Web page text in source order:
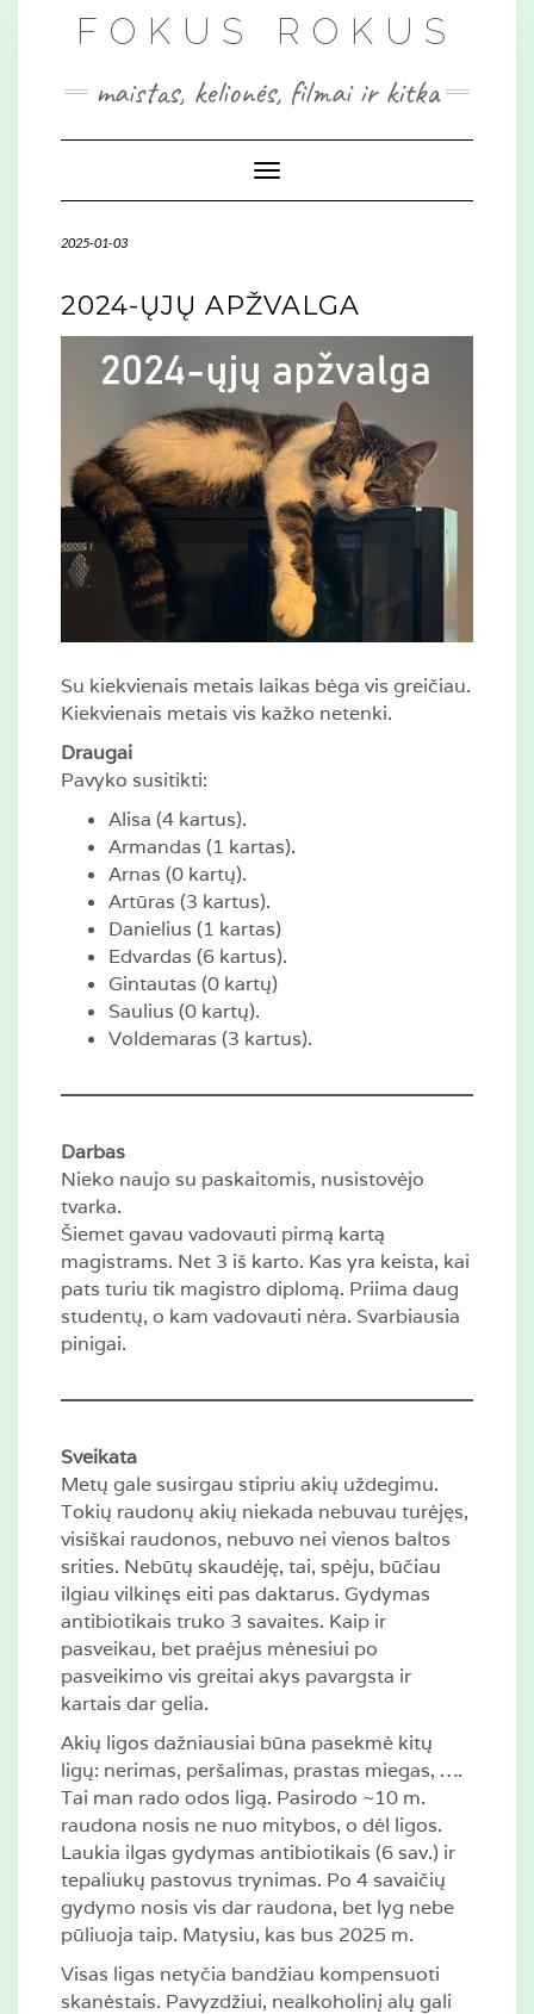
FOKUS ROKUS
maistas, kelionės, filmai ir kitka
Toggle Navigation
2025-01-03
2024-ŲJŲ APŽVALGA
Su kiekvienais metais laikas bėga vis greičiau.
Kiekvienais metais vis kažko netenki.
Draugai
Pavyko susitikti:
Alisa (4 kartus).
Armandas (1 kartas).
Arnas (0 kartų).
Artūras (3 kartus).
Danielius (1 kartas)
Edvardas (6 kartus).
Gintautas (0 kartų)
Saulius (0 kartų).
Voldemaras (3 kartus).
Darbas
Nieko naujo su paskaitomis, nusistovėjo
tvarka.
Šiemet gavau vadovauti pirmą kartą
magistrams. Net 3 iš karto. Kas yra keista, kai
pats turiu tik magistro diplomą. Priima daug
studentų, o kam vadovauti nėra. Svarbiausia
pinigai.
Sveikata
Metų gale susirgau stipriu akių uždegimu.
Tokių raudonų akių niekada nebuvau turėjęs,
visiškai raudonos, nebuvo nei vienos baltos
srities. Nebūtų skaudėję, tai, spėju, būčiau
ilgiau vilkinęs eiti pas daktarus. Gydymas
antibiotikais truko 3 savaites. Kaip ir
pasveikau, bet praėjus mėnesiui po
pasveikimo vis greitai akys pavargsta ir
kartais dar gelia.
Akių ligos dažniausiai būna pasekmė kitų
ligų: nerimas, peršalimas, prastas miegas, ….
Tai man rado odos ligą. Pasirodo ~10 m.
raudona nosis ne nuo mitybos, o dėl ligos.
Laukia ilgas gydymas antibiotikais (6 sav.) ir
tepaliukų pastovus trynimas. Po 4 savaičių
gydymo nosis vis dar raudona, bet lyg nebe
pūliuoja taip. Matysiu, kas bus 2025 m.
Visas ligas netyčia bandžiau kompensuoti
skanėstais. Pavyzdžiui, nealkoholinį alų gali